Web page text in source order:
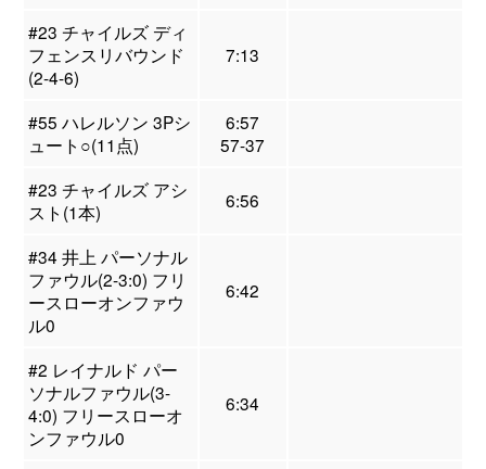
#23 チャイルズ ディ
フェンスリバウンド
(2-4-6)
7:13
#55 ハレルソン 3Pシ
ュート○(11点)
6:57
57-37
#23 チャイルズ アシ
スト(1本)
6:56
#34 井上 パーソナル
ファウル(2-3:0) フリ
ースローオンファウ
ル0
6:42
#2 レイナルド パー
ソナルファウル(3-
4:0) フリースローオ
ンファウル0
6:34